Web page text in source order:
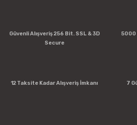
Güvenli Alışveriş 256 Bit. SSL & 3D
Secure
5000
12 Taksite Kadar Alışveriş İmkanı 7